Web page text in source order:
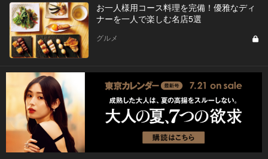
お一人様用コース料理を完備！優雅なディ
ナーを一人で楽しむ名店5選
グルメ